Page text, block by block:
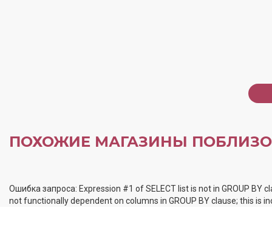
ПОХОЖИЕ МАГАЗИНЫ
Ошибка запроса: Expression #1 of SELECT list is not in GROUP
not functionally dependent on columns in GROUP BY clause; this is